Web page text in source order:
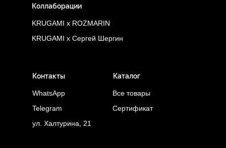
Сертификат
Коллаборации
KRUGAMI x Сергей Шергин
KRUGAMI x ROZMARIN
ул. Халтурина, 21
Контакты
WhatsApp
Telegram
Каталог
Все товары